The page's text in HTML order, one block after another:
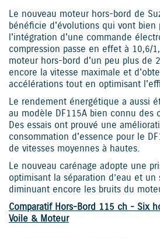
Le nouveau moteur hors-bord de
bénéficie d'évolutions qui vont bien
l'intégration d'une commande
compression passe en effet à 10,6/
moteur hors-bord d'un peu plus de
encore la vitesse maximale et
accélérations tout en optimisant
Le rendement énergétique a aussi
au modèle DF115A bien connu des
Des essais ont prouvé une
consommation d'essence pour le
de vitesses moyennes à hautes.
Le nouveau carénage adopte une
optimisant la séparation d’eau et
diminuant encore les bruits du
Comparatif Hors-Bord 115 ch - Six
Voile & Moteur